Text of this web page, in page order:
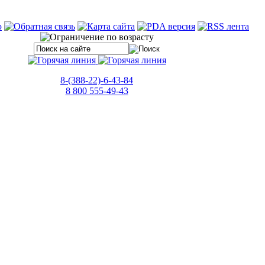
8-(388-22)-6-43-84
8 800 555-49-43